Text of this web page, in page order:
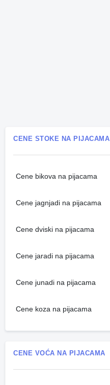
CENE STOKE NA PIJACAMA
Cene bikova na pijacama
Cene jagnjadi na pijacama
Cene dviski na pijacama
Cene jaradi na pijacama
Cene junadi na pijacama
Cene koza na pijacama
CENE VOĆA NA PIJACAMA